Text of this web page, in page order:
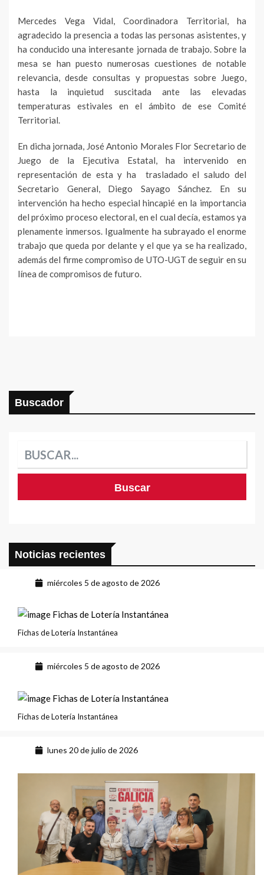
Mercedes Vega Vidal, Coordinadora Territorial, ha
agradecido la presencia a todas las personas asistentes, y
ha conducido una interesante jornada de trabajo. Sobre la
mesa se han puesto numerosas cuestiones de notable
relevancia, desde consultas y propuestas sobre Juego,
hasta la inquietud suscitada ante las elevadas
temperaturas estivales en el ámbito de ese Comité
Territorial.
En dicha jornada, José Antonio Morales Flor Secretario de
Juego de la Ejecutiva Estatal, ha intervenido en
representación de esta y ha trasladado el saludo del
Secretario General, Diego Sayago Sánchez. En su
intervención ha hecho especial hincapié en la importancia
del próximo proceso electoral, en el cual decía, estamos ya
plenamente inmersos. Igualmente ha subrayado el enorme
trabajo que queda por delante y el que ya se ha realizado,
además del firme compromiso de UTO-UGT de seguir en su
línea de compromisos de futuro.
Buscador
Noticias recientes
miércoles 5 de agosto de 2026
Fichas de Lotería Instantánea
miércoles 5 de agosto de 2026
Fichas de Lotería Instantánea
lunes 20 de julio de 2026